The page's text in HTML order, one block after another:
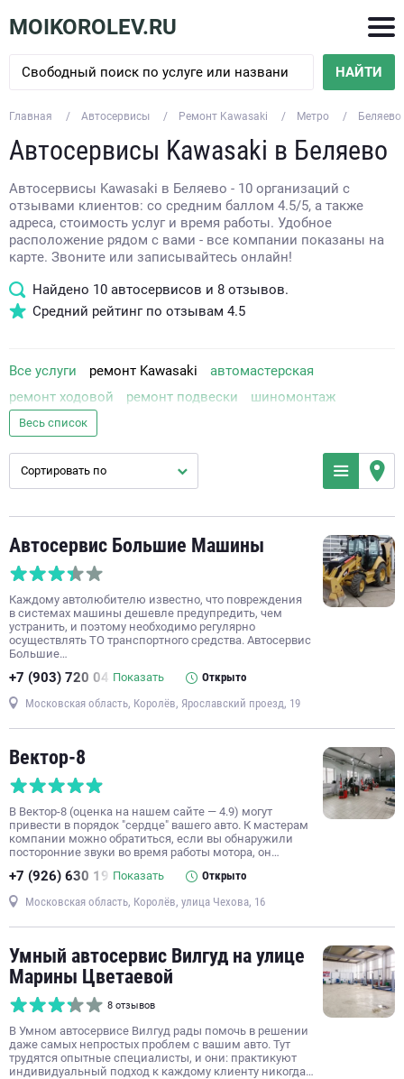
MOIKOROLEV.RU
НАЙТИ
Главная Автосервисы Ремонт Kawasaki Метро Беляево
Автосервисы Kawasaki в Беляево
Автосервисы Kawasaki в Беляево - 10 организаций с
отзывами клиентов: со средним баллом 4.5/5, а также
адреса, стоимость услуг и время работы. Удобное
расположение рядом с вами - все компании показаны на
карте. Звоните или записывайтесь онлайн!
Найдено 10 автосервисов и 8 отзывов.
Средний рейтинг по отзывам 4.5
Все услуги ремонт Kawasaki
автомастерская
ремонт ходовой
ремонт подвески
шиномонтаж
кузовной ремонт
компьютерная диагностика автомобиля
слесарный ремонт
заправка кондиционера
ремонт АКПП
тюнинг автомойка
покраска кузова
ремонт выхлопных систем
техническое обслуживание автомобиля
замена передних тормозных колодок
ремонт дизельных двигателей
диагностика МКПП
ремонт генератора автомобиля
ремонт электронных систем управления автомобиля
ремонт автоэлектроники
ремонт трансмиссии
рихтовка кузова
сварка кузова
ремонт тормозной системы
хранение шин
ремонт КПП
ремонт автостекол
замена автостекол
восстановление геометрии кузова
Весь список
Сортировать по
Автосервис Большие Машины
Каждому автолюбителю известно, что повреждения
в системах машины дешевле предупредить, чем
устранить, и поэтому необходимо регулярно
осуществлять ТО транспортного средства. Автосервис
Большие…
+7 (903) 720 04 Показать Открыто
Московская область, Королёв, Ярославский проезд, 19
Вектор-8
В Вектор-8 (оценка на нашем сайте — 4.9) могут
привести в порядок "сердце" вашего авто. К мастерам
компании можно обратиться, если вы обнаружили
посторонние звуки во время работы мотора, он…
+7 (926) 630 19 Показать Открыто
Московская область, Королёв, улица Чехова, 16
Умный автосервис Вилгуд на улице
Марины Цветаевой
8 отзывов
В Умном автосервисе Вилгуд рады помочь в решении
даже самых непростых проблем с вашим авто. Тут
трудятся опытные специалисты, и они: практикуют
индивидуальный подход к каждому клиенту никогда…